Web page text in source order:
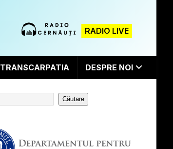
RADIO LIVE
TRANSCARPATIA DESPRE NOI
Căutare